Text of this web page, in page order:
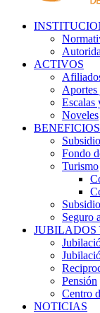
ACTIVOS
Escalas
Noveles
BENEFICIOS
Fondo
Turismo
Seguro
JUBILADOS
Pensión
Centro
NOTICIAS